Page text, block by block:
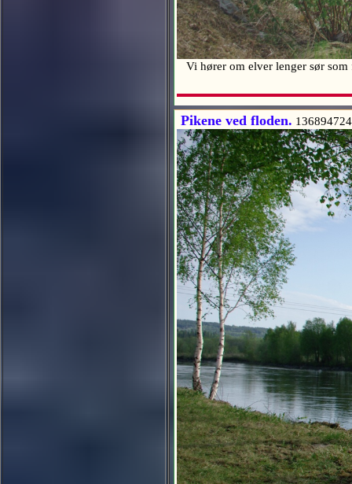
Vi hører om elver lenger sør
Pikene ved floden.